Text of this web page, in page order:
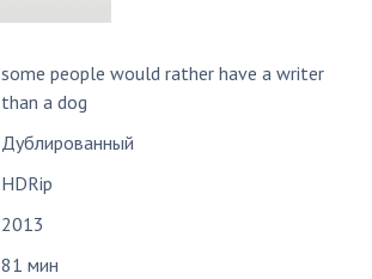
some people would rather have a writer
than a dog
Дублированный
HDRip
2013
81 мин